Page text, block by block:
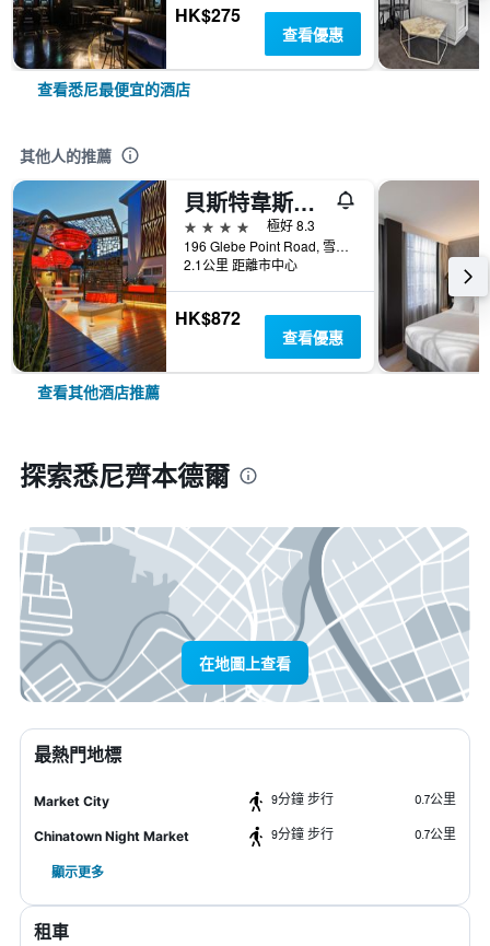
HK$275
查看優惠
查看悉尼最便宜的酒店
其他人的推薦
貝斯特韋斯特格利伯港口酒店 - 格利伯
4星級
極好 8.3
196 Glebe Point Road, 雪梨, NSW, 澳洲
2.1公里 距離市中心
HK$872
查看優惠
查看其他酒店推薦
探索悉尼齊本德爾
在地圖上查看
最熱門地標
Market City 9分鐘 步行 0.7公里
Chinatown Night Market 9分鐘 步行 0.7公里
顯示更多
租車